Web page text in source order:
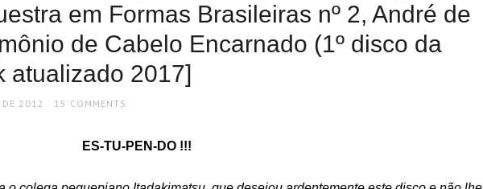
em Formas Brasileiras nº 2, André de
de Cabelo Encarnado (1º disco da
atualizado 2017]
2012 15 COMMENTS
ES-TU-PEN-DO !!!